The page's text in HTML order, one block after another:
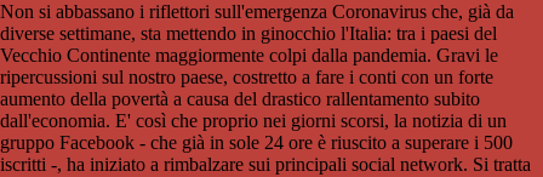
Non si abbassano i riflettori sull'emergenza Coronavirus che, già da
diverse settimane, sta mettendo in ginocchio l'Italia: tra i paesi del
Vecchio Continente maggiormente colpi dalla pandemia. Gravi le
ripercussioni sul nostro paese, costretto a fare i conti con un forte
aumento della povertà a causa del drastico rallentamento subito
dall'economia. E' così che proprio nei giorni scorsi, la notizia di un
gruppo Facebook - che già in sole 24 ore è riuscito a superare i 500
iscritti -, ha iniziato a rimbalzare sui principali social network. Si tratta